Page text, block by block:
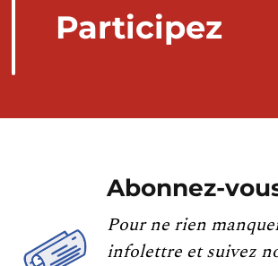
Participez
Abonnez-
Pour ne rien
infolettre et suivez